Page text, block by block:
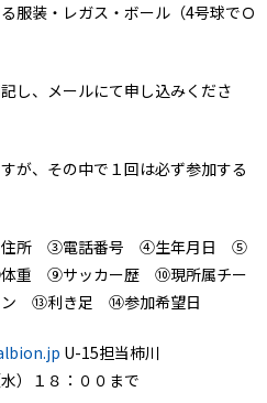
・レガス・ボール（4号球でＯ
、メールにて申し込みくださ
が、その中で１回は必ず参加する
住所 ③電話番号 ④生年月日 ⑤
⑨サッカー歴 ⑩現所属チー
⑬利き足 ⑭参加希望日
U-15担当柿川
１８：００まで